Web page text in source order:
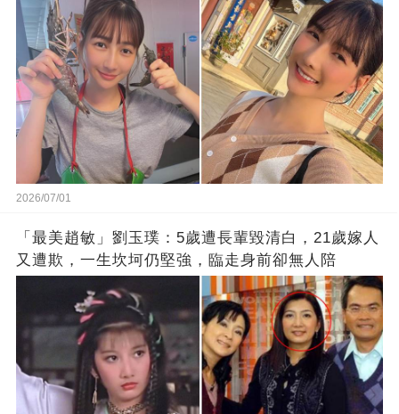
2026/07/01
「最美趙敏」劉玉璞：5歲遭長輩毀清白，21歲嫁人
又遭欺，一生坎坷仍堅強，臨走身前卻無人陪